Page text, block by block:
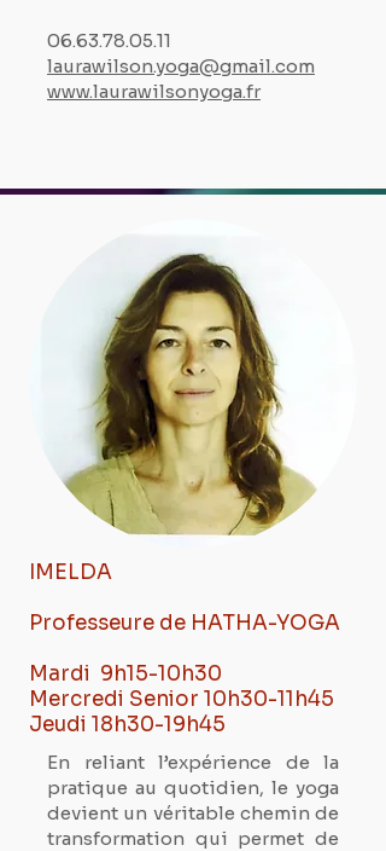
06.63.78.05.11
laurawilson.yoga@gmail.com
www.laurawilsonyoga.fr
IMELDA
Professeure de HATHA-YOGA
Mardi 9h15-10h30
Mercredi Senior 10h30-11h45
Jeudi 18h30-19h45
En reliant l’expérience de la
pratique au quotidien, le yoga
devient un véritable chemin de
transformation qui permet de